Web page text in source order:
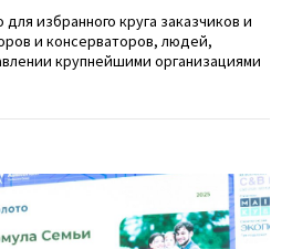
избранного круга заказчиков и
и консерваторов, людей,
крупнейшими организациями